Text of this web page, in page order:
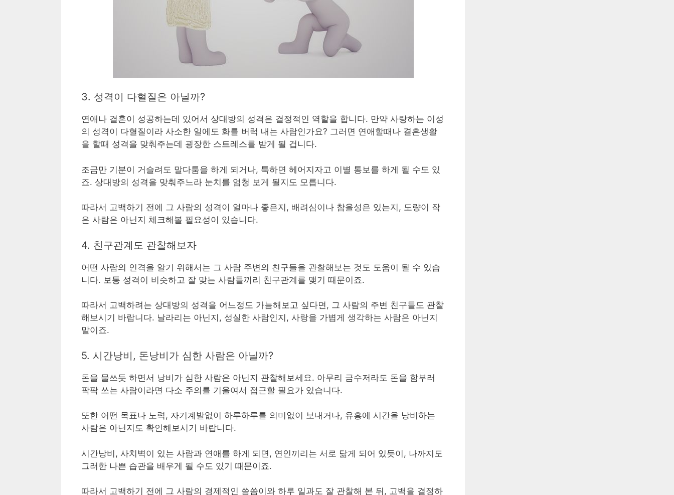
3. 성격이 다혈질은 아닐까?
연애나 결혼이 성공하는데 있어서 상대방의 성격은 결정적인 역할을 합니다. 만약 사랑하는 이성
의 성격이 다혈질이라 사소한 일에도 화를 버럭 내는 사람인가요? 그러면 연애할때나 결혼생활
을 할때 성격을 맞춰주는데 굉장한 스트레스를 받게 될 겁니다.
조금만 기분이 거슬려도 말다툼을 하게 되거나, 툭하면 헤어지자고 이별 통보를 하게 될 수도 있
죠. 상대방의 성격을 맞춰주느라 눈치를 엄청 보게 될지도 모릅니다.
따라서 고백하기 전에 그 사람의 성격이 얼마나 좋은지, 배려심이나 참을성은 있는지, 도량이 작
은 사람은 아닌지 체크해볼 필요성이 있습니다.
4. 친구관계도 관찰해보자
어떤 사람의 인격을 알기 위해서는 그 사람 주변의 친구들을 관찰해보는 것도 도움이 될 수 있습
니다. 보통 성격이 비슷하고 잘 맞는 사람들끼리 친구관계를 맺기 때문이죠.
따라서 고백하려는 상대방의 성격을 어느정도 가늠해보고 싶다면, 그 사람의 주변 친구들도 관찰
해보시기 바랍니다. 날라리는 아닌지, 성실한 사람인지, 사랑을 가볍게 생각하는 사람은 아닌지
말이죠.
5. 시간낭비, 돈낭비가 심한 사람은 아닐까?
돈을 물쓰듯 하면서 낭비가 심한 사람은 아닌지 관찰해보세요. 아무리 금수저라도 돈을 함부러
팍팍 쓰는 사람이라면 다소 주의를 기울여서 접근할 필요가 있습니다.
또한 어떤 목표나 노력, 자기계발없이 하루하루를 의미없이 보내거나, 유흥에 시간을 낭비하는
사람은 아닌지도 확인해보시기 바랍니다.
시간낭비, 사치벽이 있는 사람과 연애를 하게 되면, 연인끼리는 서로 닮게 되어 있듯이, 나까지도
그러한 나쁜 습관을 배우게 될 수도 있기 때문이죠.
따라서 고백하기 전에 그 사람의 경제적인 씀씀이와 하루 일과도 잘 관찰해 본 뒤, 고백을 결정하